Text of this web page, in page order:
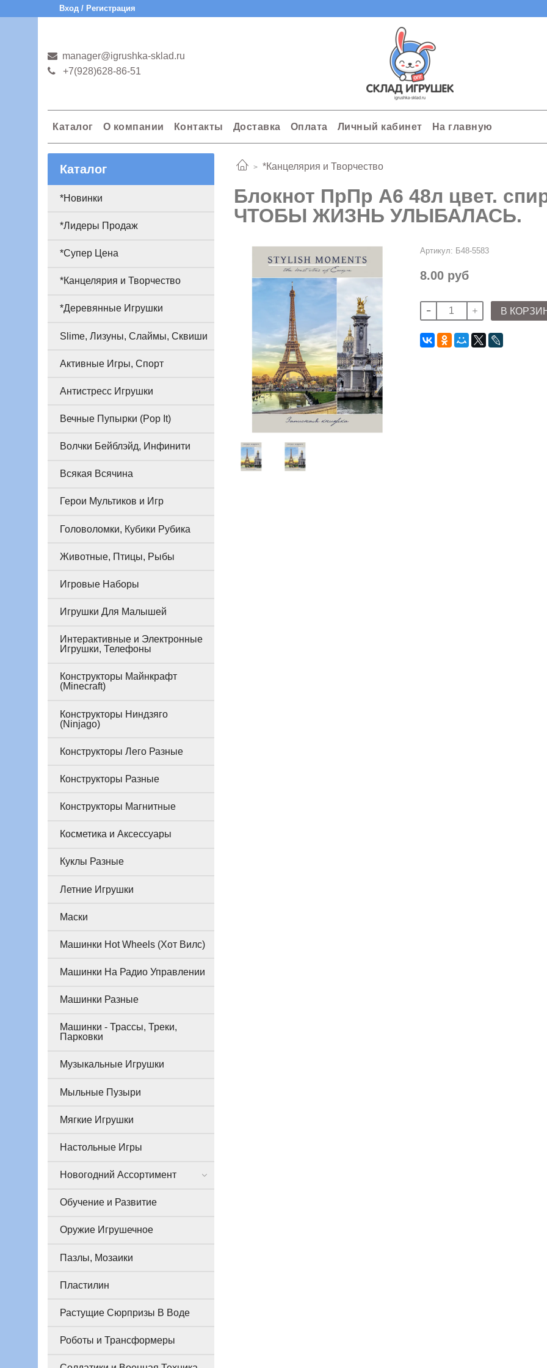
Вход / Регистрация
manager@igrushka-sklad.ru
+7(928)628-86-51
Каталог О компании Контакты Доставка Оплата Личный кабинет На главную
*Канцелярия и Творчество
Блокнот ПрПр А6 48л цвет.
ЧТОБЫ ЖИЗНЬ УЛЫБАЛАСЬ.
Артикул: Б48-5583
8.00 руб
В
Каталог
*Новинки
*Лидеры Продаж
*Супер Цена
*Канцелярия и Творчество
*Деревянные Игрушки
Slime, Лизуны, Слаймы, Сквиши
Активные Игры, Спорт
Антистресс Игрушки
Вечные Пупырки (Pop It)
Волчки Бейблэйд, Инфинити
Всякая Всячина
Герои Мультиков и Игр
Головоломки, Кубики Рубика
Животные, Птицы, Рыбы
Игровые Наборы
Игрушки Для Малышей
Интерактивные и Электронные
Игрушки, Телефоны
Конструкторы Майнкрафт
(Minecraft)
Конструкторы Ниндзяго
(Ninjago)
Конструкторы Лего Разные
Конструкторы Разные
Конструкторы Магнитные
Косметика и Аксессуары
Куклы Разные
Летние Игрушки
Маски
Машинки Hot Wheels (Хот Вилс)
Машинки На Радио Управлении
Машинки Разные
Машинки - Трассы, Треки,
Парковки
Музыкальные Игрушки
Мыльные Пузыри
Мягкие Игрушки
Настольные Игры
Новогодний Ассортимент
Обучение и Развитие
Оружие Игрушечное
Пазлы, Мозаики
Пластилин
Растущие Сюрпризы В Воде
Роботы и Трансформеры